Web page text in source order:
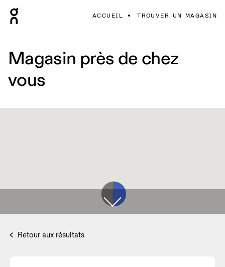
ACCUEIL TROUVER UN MAGASIN
Magasin près de chez
vous
Retour aux résultats